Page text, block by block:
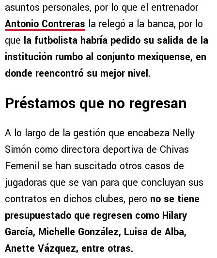
asuntos personales, por lo que el entrenador
Antonio Contreras la relegó a la banca, por lo
que la futbolista habría pedido su salida de la
institución rumbo al conjunto mexiquense, en
donde reencontró su mejor nivel.
Préstamos que no regresan
A lo largo de la gestión que encabeza Nelly
Simón como directora deportiva de Chivas
Femenil se han suscitado otros casos de
jugadoras que se van para que concluyan sus
contratos en dichos clubes, pero no se tiene
presupuestado que regresen como Hilary
García, Michelle González, Luisa de Alba,
Anette Vázquez, entre otras.